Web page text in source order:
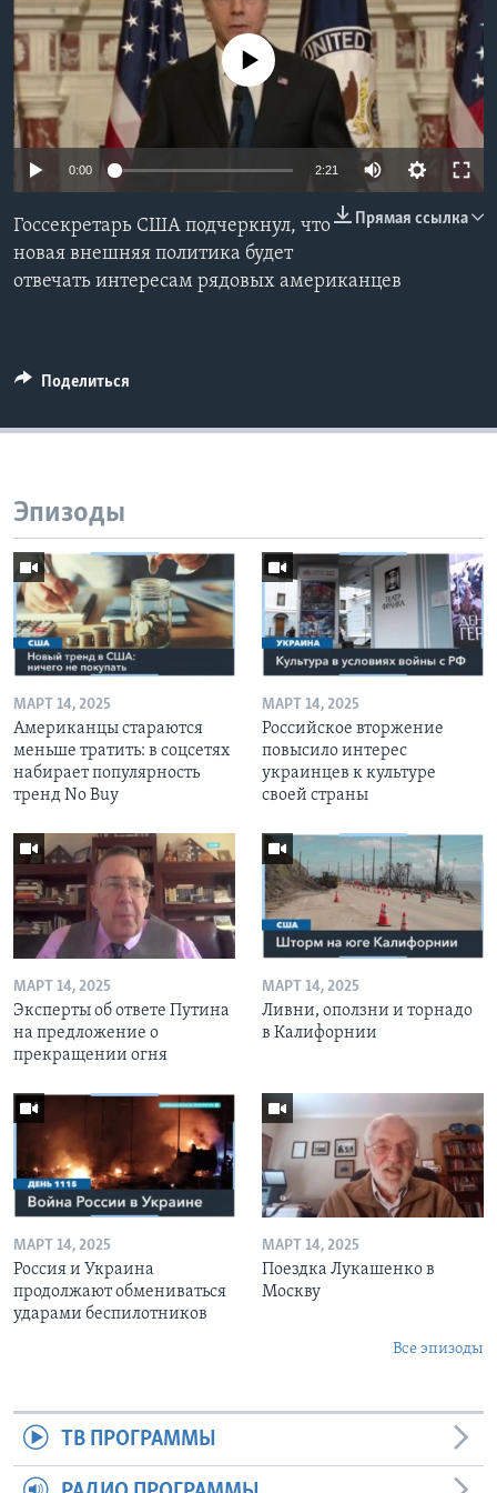
Learning English
СОЦИАЛЬНЫЕ СЕТИ
No media source currently available
0:00 2:21
Прямая ссылка
Госсекретарь США подчеркнул, что
новая внешняя политика будет
отвечать интересам рядовых американцев
Поделиться
Эпизоды
МАРТ 14, 2025
Американцы стараются
меньше тратить: в соцсетях
набирает популярность
тренд No Buy
МАРТ 14, 2025
Российское вторжение
повысило интерес
украинцев к культуре
своей страны
МАРТ 14, 2025
Эксперты об ответе Путина
на предложение о
прекращении огня
МАРТ 14, 2025
Ливни, оползни и торнадо
в Калифорнии
МАРТ 14, 2025
Россия и Украина
продолжают обмениваться
ударами беспилотников
МАРТ 14, 2025
Поездка Лукашенко в
Москву
Все эпизоды
ТВ ПРОГРАММЫ